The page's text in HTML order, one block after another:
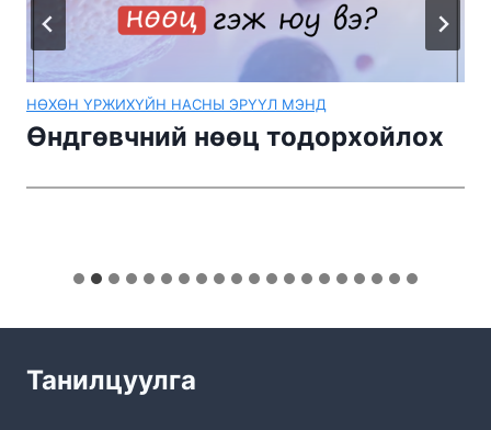
НӨХӨН ҮРЖИХҮЙН НАСНЫ ЭРҮҮЛ МЭНД
Өндгөвчний нөөц тодорхойлох
Танилцуулга